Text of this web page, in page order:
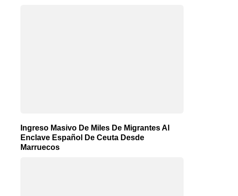
Ingreso Masivo De Miles De Migrantes Al
Enclave Español De Ceuta Desde
Marruecos